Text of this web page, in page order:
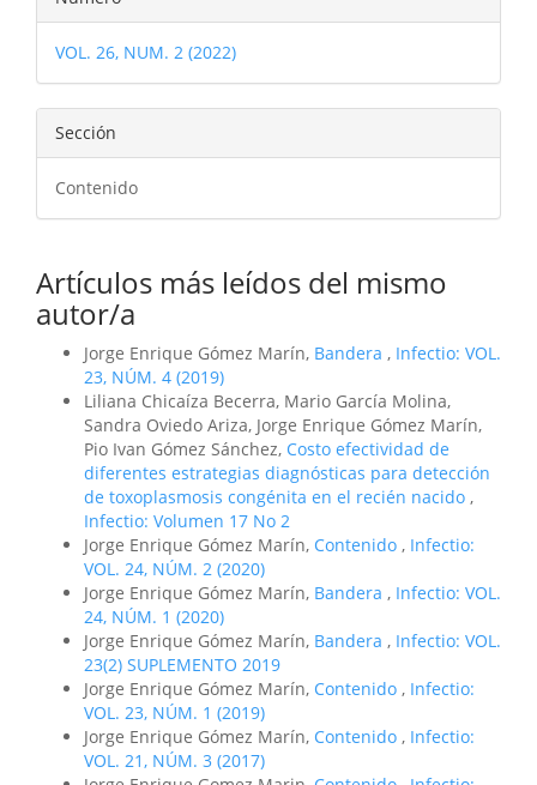
del
artículo
VOL. 26, NUM. 2 (2022)
Sección
Contenido
Artículos más leídos del mismo
autor/a
Jorge Enrique Gómez Marín, Bandera , Infectio: VOL.
23, NÚM. 4 (2019)
Liliana Chicaíza Becerra, Mario García Molina,
Sandra Oviedo Ariza, Jorge Enrique Gómez Marín,
Pio Ivan Gómez Sánchez, Costo efectividad de
diferentes estrategias diagnósticas para detección
de toxoplasmosis congénita en el recién nacido ,
Infectio: Volumen 17 No 2
Jorge Enrique Gómez Marín, Contenido , Infectio:
VOL. 24, NÚM. 2 (2020)
Jorge Enrique Gómez Marín, Bandera , Infectio: VOL.
24, NÚM. 1 (2020)
Jorge Enrique Gómez Marín, Bandera , Infectio: VOL.
23(2) SUPLEMENTO 2019
Jorge Enrique Gómez Marín, Contenido , Infectio:
VOL. 23, NÚM. 1 (2019)
Jorge Enrique Gómez Marín, Contenido , Infectio:
VOL. 21, NÚM. 3 (2017)